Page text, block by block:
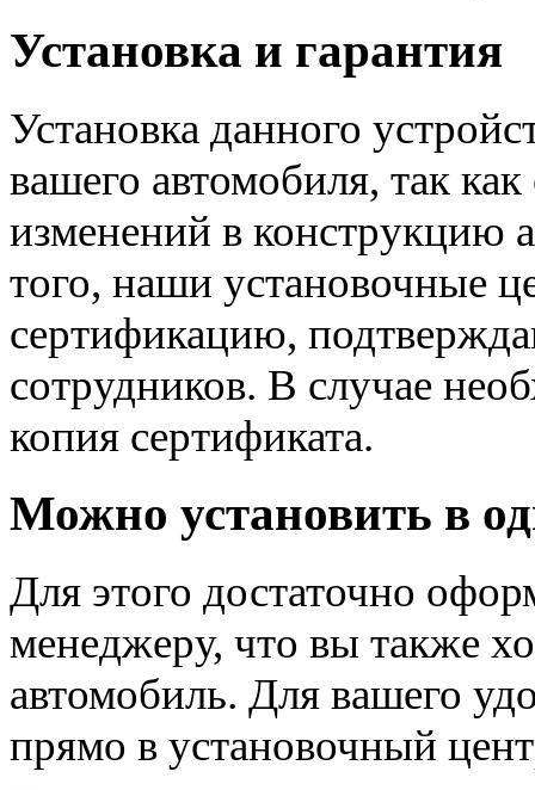
Установка и гарантия
Установка данного
вашего автомобиля, так
изменений в конструкцию
того, наши установочные
сертификацию,
сотрудников. В случае
копия сертификата.
Можно установить в
Для этого достаточно
менеджеру, что вы также
автомобиль. Для вашего
прямо в установочный